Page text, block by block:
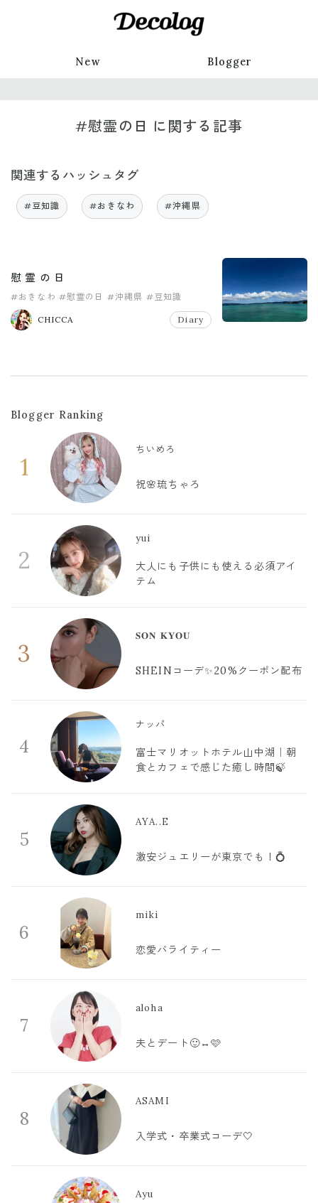
New Blogger
#慰霊の日 に関する記事
関連するハッシュタグ
#豆知識 #おきなわ #沖縄県
慰 霊 の 日
#おきなわ #慰霊の日 #沖縄県 #豆知識
CHICCA Diary
Blogger Ranking
1
ちいめろ
祝🌸琉ちゃろ
2
yui
大人にも子供にも使える必須アイ
テム
3
𝐒𝐎𝐍 𝐊𝐘𝐎𝐔
SHEINコーデ✨20%クーポン配布
4
ナッパ
富士マリオットホテル山中湖｜朝
食とカフェで感じた癒し時間🍃
5
AYA..E
激安ジュエリーが東京でも！💍
6
miki
恋愛バライティー
7
aloha
夫とデート🙂‍↔️🩷
8
ASAMI
入学式・卒業式コーデ🤍
Ayu